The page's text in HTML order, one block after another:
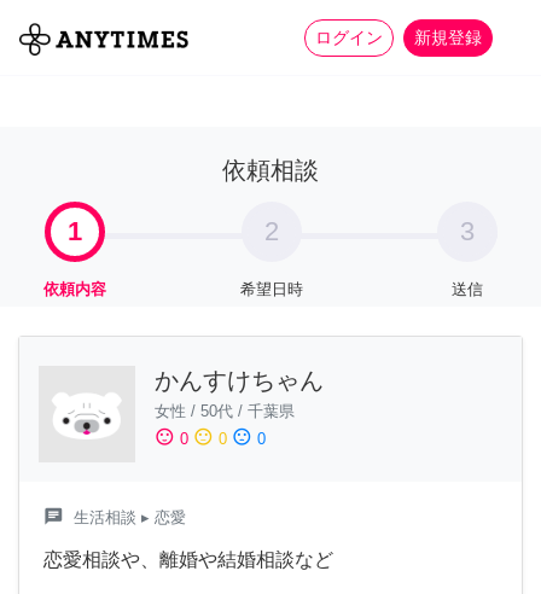
ログイン 新規登録
全て 家事 more_horiz
依頼相談
1
依頼内容
2
希望日時
3
送信
かんすけちゃん
女性 / 50代 / 千葉県
sentiment_satisfied 0 sentiment_neutral 0 sentiment_dissatisfied 0
chat 生活相談 ▸ 恋愛
恋愛相談や、離婚や結婚相談など